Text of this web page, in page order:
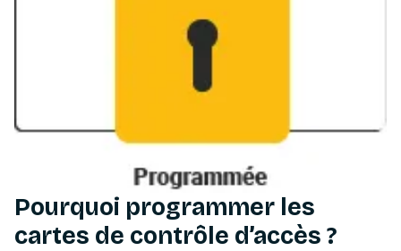
Pourquoi programmer les
cartes de contrôle d’accès ?